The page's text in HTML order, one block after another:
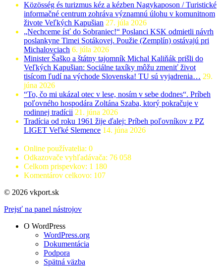
Közösség és turizmus kéz a kézben Nagykaposon / Turistické
informačné centrum zohráva významnú úlohu v komunitnom
živote Veľkých Kapušian 27. júla 2026
„Nechceme ísť do Sobraniec!“ Poslanci KSK odmietli návrh
poslankyne Timei Sotákovej. Použie (Zemplín) ostávajú pri
Michalovciach 6. júla 2026
Minister Šaško a štátny tajomník Michal Kaliňák prišli do
Veľkých Kapušian: Sociálne taxíky môžu zmeniť život
tisícom ľudí na východe Slovenska! TU sú vyjadrenia… 29.
júna 2026
“To, čo mi ukázal otec v lese, nosím v sebe dodnes“. Príbeh
poľovného hospodára Zoltána Szaba, ktorý pokračuje v
rodinnej tradícii 21. júna 2026
Tradícia od roku 1961 žije ďalej: Príbeh poľovníkov z PZ
LIGET Veľké Slemence 14. júna 2026
Online používatelia: 0
Odkazovače vyhľadávača: 76 058
Celkom prispevkov: 1 180
Komentárov celkovo: 107
© 2026 vkport.sk
Prejsť na panel nástrojov
O WordPress
WordPress.org
Dokumentácia
Podpora
Spätná väzba